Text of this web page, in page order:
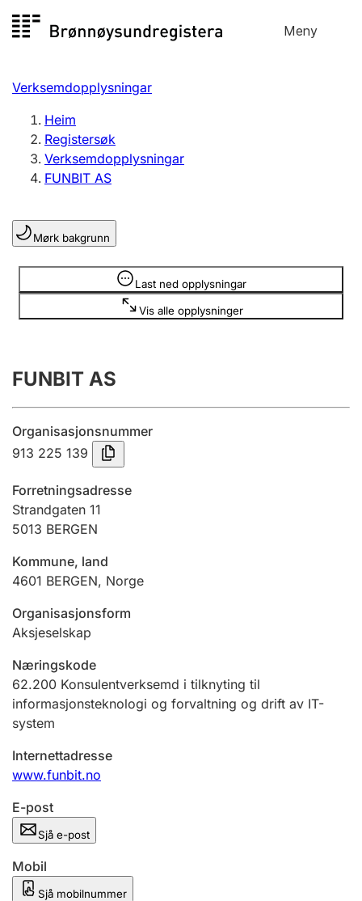
til
Meny
Registersøk
Aksjeselskap
Enkeltpersonføretak
Registrere, endre, slette
Lag og foreining
Registrere, endre, slette
Årsrekneskap
Innsending og forseinkingsgebyr
Tinglysing
Jeger
Ektepaktrettleiaren
Andre tema
Verksemdopplysningar
Heim
Registersøk
Verksemdopplysningar
FUNBIT AS
Mørk bakgrunn
Last ned opplysningar
Vis alle opplysninger
Opplysninger er skjult
FUNBIT AS
Organisasjonsnummer
913 225 139
Forretningsadresse
Strandgaten 11
5013 BERGEN
Kommune, land
4601 BERGEN, Norge
Organisasjonsform
Aksjeselskap
Næringskode
62.200 Konsulentverksemd i tilknyting til
informasjonsteknologi og forvaltning og drift av IT-
system
Internettadresse
www.funbit.no
E-post
Sjå e-post
Mobil
Sjå mobilnummer